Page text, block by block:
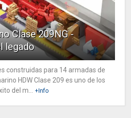
Clase 209NG -
legado
construidas para 14 armadas de
HDW Clase 209 es uno de los
del m...
+Info